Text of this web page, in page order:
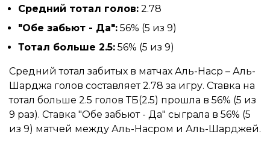
Средний тотал голов: 2.78
"Обе забьют - Да": 56% (5 из 9)
Тотал больше 2.5: 56% (5 из 9)
Средний тотал забитых в матчах Аль-Наср – Аль-
Шарджа голов составляет 2.78 за игру. Ставка на
тотал больше 2.5 голов ТБ(2.5) прошла в 56% (5 из
9 раз). Ставка "Обе забьют - Да" сыграла в 56% (5
из 9) матчей между Аль-Насром и Аль-Шарджей.